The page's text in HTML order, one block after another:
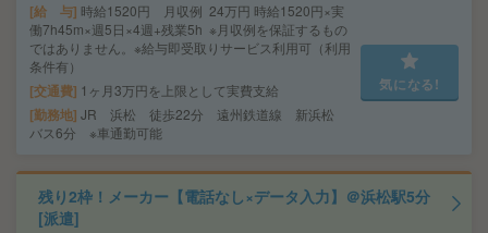
給 与 時給1520円 月収例 24万円 時給1520円×実
働7h45m×週5日×4週+残業5h ※月収例を保証するもの
ではありません。※給与即受取りサービス利用可（利用
条件有）
交通費 1ヶ月3万円を上限として実費支給
勤務地 JR 浜松 徒歩22分 遠州鉄道線 新浜松
バス6分 ※車通勤可能
気になる!
残り2枠！メーカー【電話なし×データ入力】＠浜松駅5分
[派遣]